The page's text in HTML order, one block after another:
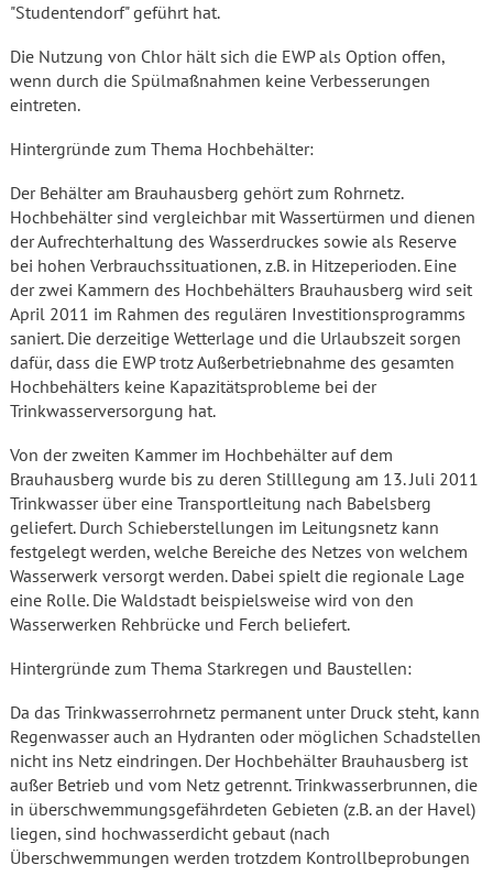
"Studentendorf" geführt hat.
Die Nutzung von Chlor hält sich die EWP als Option offen,
wenn durch die Spülmaßnahmen keine Verbesserungen
eintreten.
Hintergründe zum Thema Hochbehälter:
Der Behälter am Brauhausberg gehört zum Rohrnetz.
Hochbehälter sind vergleichbar mit Wassertürmen und dienen
der Aufrechterhaltung des Wasserdruckes sowie als Reserve
bei hohen Verbrauchssituationen, z.B. in Hitzeperioden. Eine
der zwei Kammern des Hochbehälters Brauhausberg wird seit
April 2011 im Rahmen des regulären Investitionsprogramms
saniert. Die derzeitige Wetterlage und die Urlaubszeit sorgen
dafür, dass die EWP trotz Außerbetriebnahme des gesamten
Hochbehälters keine Kapazitätsprobleme bei der
Trinkwasserversorgung hat.
Von der zweiten Kammer im Hochbehälter auf dem
Brauhausberg wurde bis zu deren Stilllegung am 13. Juli 2011
Trinkwasser über eine Transportleitung nach Babelsberg
geliefert. Durch Schieberstellungen im Leitungsnetz kann
festgelegt werden, welche Bereiche des Netzes von welchem
Wasserwerk versorgt werden. Dabei spielt die regionale Lage
eine Rolle. Die Waldstadt beispielsweise wird von den
Wasserwerken Rehbrücke und Ferch beliefert.
Hintergründe zum Thema Starkregen und Baustellen:
Da das Trinkwasserrohrnetz permanent unter Druck steht, kann
Regenwasser auch an Hydranten oder möglichen Schadstellen
nicht ins Netz eindringen. Der Hochbehälter Brauhausberg ist
außer Betrieb und vom Netz getrennt. Trinkwasserbrunnen, die
in überschwemmungsgefährdeten Gebieten (z.B. an der Havel)
liegen, sind hochwasserdicht gebaut (nach
Überschwemmungen werden trotzdem Kontrollbeprobungen